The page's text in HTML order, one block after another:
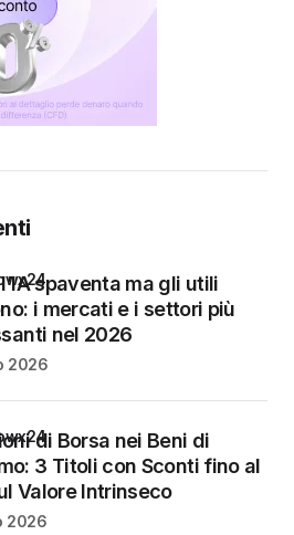
spaventa ma gli utili
i mercati e i settori più
nel 2026
2026
di Borsa nei Beni di
3 Titoli con Sconti fino al
Valore Intrinseco
2026